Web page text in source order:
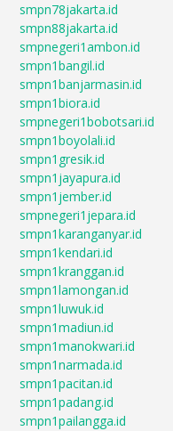
smpn78jakarta.id
smpn88jakarta.id
smpnegeri1ambon.id
smpn1bangil.id
smpn1banjarmasin.id
smpn1biora.id
smpnegeri1bobotsari.id
smpn1boyolali.id
smpn1gresik.id
smpn1jayapura.id
smpn1jember.id
smpnegeri1jepara.id
smpn1karanganyar.id
smpn1kendari.id
smpn1kranggan.id
smpn1lamongan.id
smpn1luwuk.id
smpn1madiun.id
smpn1manokwari.id
smpn1narmada.id
smpn1pacitan.id
smpn1padang.id
smpn1pailangga.id